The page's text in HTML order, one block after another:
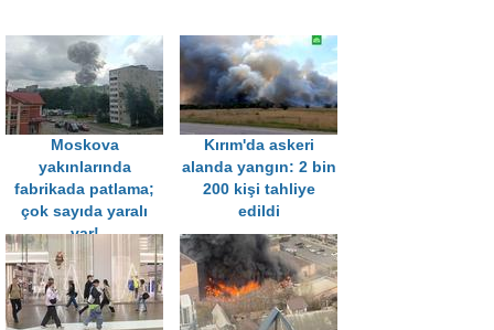
Moskova
yakınlarında
fabrikada patlama;
çok sayıda yaralı
var!
Kırım'da askeri
alanda yangın: 2 bin
200 kişi tahliye
edildi